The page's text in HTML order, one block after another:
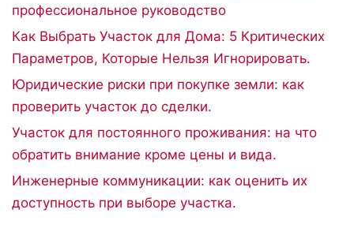
профессиональное руководство
Как Выбрать Участок для Дома: 5 Критических
Параметров, Которые Нельзя Игнорировать.
Юридические риски при покупке земли: как
проверить участок до сделки.
Участок для постоянного проживания: на что
обратить внимание кроме цены и вида.
Инженерные коммуникации: как оценить их
доступность при выборе участка.